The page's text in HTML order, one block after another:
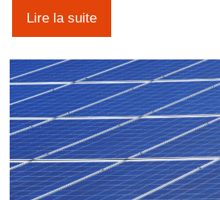
Lire la suite